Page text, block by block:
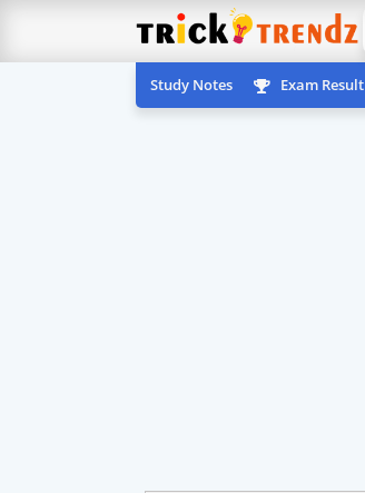
Study Notes Exam Result